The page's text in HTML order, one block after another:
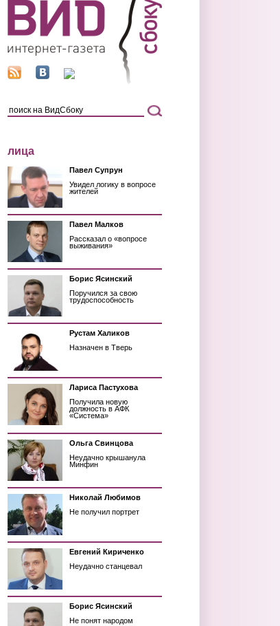
лица
Павел Супрун
Увидел логику в вопросе
жителей
Павел Малков
Рассказал о «вопросе
выживания»
Борис Ясинский
Поручился за свою
трудоспособность
Рустам Халиков
Назначен в Тверь
Лариса Пастухова
Получила новую
должность в АФК
«Система»
Ольга Свинцова
Неудачно крышанула
Минфин
Николай Любимов
Не получил портрет
Евгений Кириченко
Неудачно станцевал
Борис Ясинский
Не понят народом